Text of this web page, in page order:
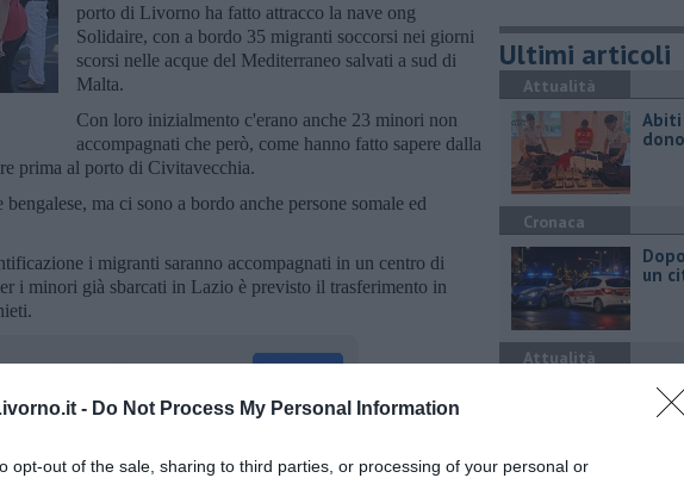
- Do Not Process My Personal Information
opt-out of the sale, sharing to third parties, or processing of your personal or
porto di Livorno ha fatto attracco la nave ong
Solidaire, con a bordo 35 migranti soccorsi nei giorni
scorsi nelle acque del Mediterraneo salvati a sud di
Malta.
Con loro inizialmento c'erano anche 23 minori non
accompagnati che però, come hanno fatto sapere dalla
prima al porto di Civitavecchia.
ma ci sono a bordo anche persone somale ed
i migranti saranno accompagnati in un centro di
i minori già sbarcati in Lazio è previsto il trasferimento in
iscriviti allaNewsletter QUInews - ToscanaMedia.
Ultimi articoli
Attualità
Abiti
Cronaca
un
Attualità